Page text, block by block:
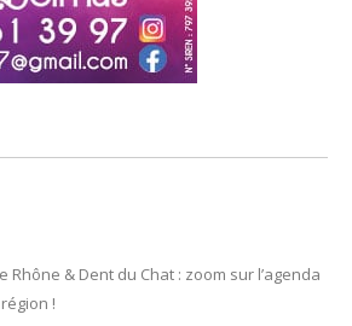
Rhône & Dent du Chat : zoom sur l’agenda
!